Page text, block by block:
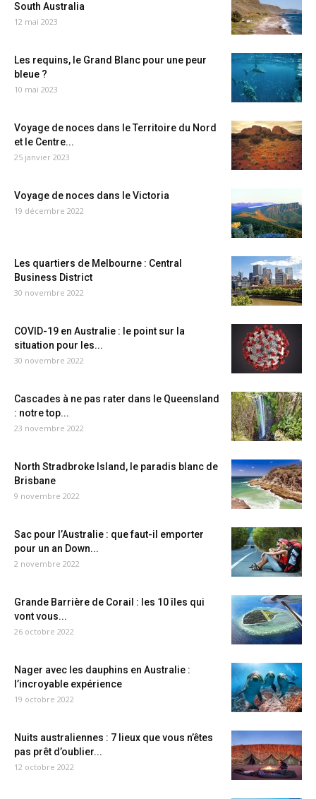
South Australia
12 mai 2023
Les requins, le Grand Blanc pour une peur
bleue ?
10 mai 2023
Voyage de noces dans le Territoire du Nord
et le Centre...
25 janvier 2023
Voyage de noces dans le Victoria
19 décembre 2022
Les quartiers de Melbourne : Central
Business District
30 novembre 2022
COVID-19 en Australie : le point sur la
situation pour les...
30 novembre 2022
Cascades à ne pas rater dans le Queensland
: notre top...
23 novembre 2022
North Stradbroke Island, le paradis blanc de
Brisbane
9 novembre 2022
Sac pour l’Australie : que faut-il emporter
pour un an Down...
2 novembre 2022
Grande Barrière de Corail : les 10 îles qui
vont vous...
26 octobre 2022
Nager avec les dauphins en Australie :
l’incroyable expérience
19 octobre 2022
Nuits australiennes : 7 lieux que vous n’êtes
pas prêt d’oublier...
12 octobre 2022